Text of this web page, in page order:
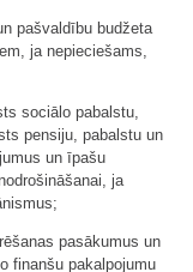
pašvaldību budžeta
ja nepieciešams,
sociālo pabalstu,
pensiju, pabalstu un
un īpašu
ja
pasākumus un
finanšu pakalpojumu